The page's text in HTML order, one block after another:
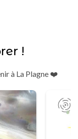
!
à La Plagne ❤️